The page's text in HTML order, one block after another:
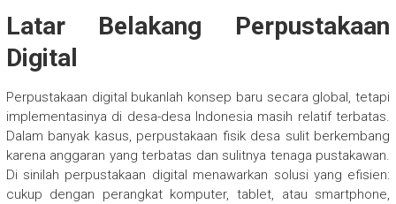
Latar Belakang Perpustakaan
Digital
Perpustakaan digital bukanlah konsep baru secara global, tetapi
implementasinya di desa-desa Indonesia masih relatif terbatas.
Dalam banyak kasus, perpustakaan fisik desa sulit berkembang
karena anggaran yang terbatas dan sulitnya tenaga pustakawan.
Di sinilah perpustakaan digital menawarkan solusi yang efisien:
cukup dengan perangkat komputer, tablet, atau smartphone,